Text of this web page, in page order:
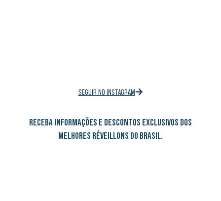
SEGUIR NO INSTAGRAM
RECEBA INFORMAÇÕES E DESCONTOS EXCLUSIVOS DOS
MELHORES RÉVEILLONS DO BRASIL.